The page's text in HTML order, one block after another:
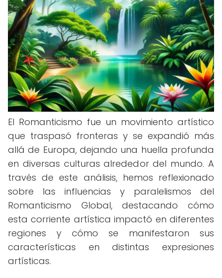
El Romanticismo fue un movimiento artístico
que traspasó fronteras y se expandió más
allá de Europa, dejando una huella profunda
en diversas culturas alrededor del mundo. A
través de este análisis, hemos reflexionado
sobre las influencias y paralelismos del
Romanticismo Global, destacando cómo
esta corriente artística impactó en diferentes
regiones y cómo se manifestaron sus
características en distintas expresiones
artísticas.